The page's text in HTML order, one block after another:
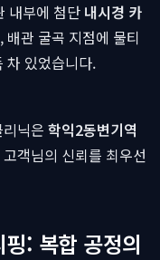
내부에 첨단 내시경 카
관 굴곡 지점에 물티
차 있었습니다.
닉은 학익2동변기역
객님의 신뢰를 최우선
: 복합 공정의